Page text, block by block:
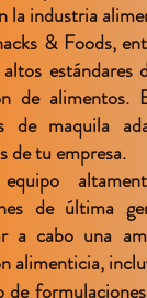
la industria
& Foods,
de alimentos.
de maquila
de tu empresa.
de última
a cabo una
alimenticia,
de